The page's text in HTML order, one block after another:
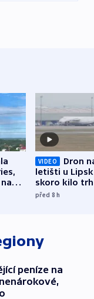
VIDEO
Dron
letišti u
skoro kilo
indicie
před 8h
peníze na